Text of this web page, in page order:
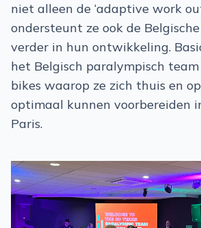
niet alleen de ‘adaptive work
ondersteunt ze ook de
verder in hun ontwikkeling.
het Belgisch paralympisch team
bikes waarop ze zich thuis en
optimaal kunnen voorbereiden
Paris.